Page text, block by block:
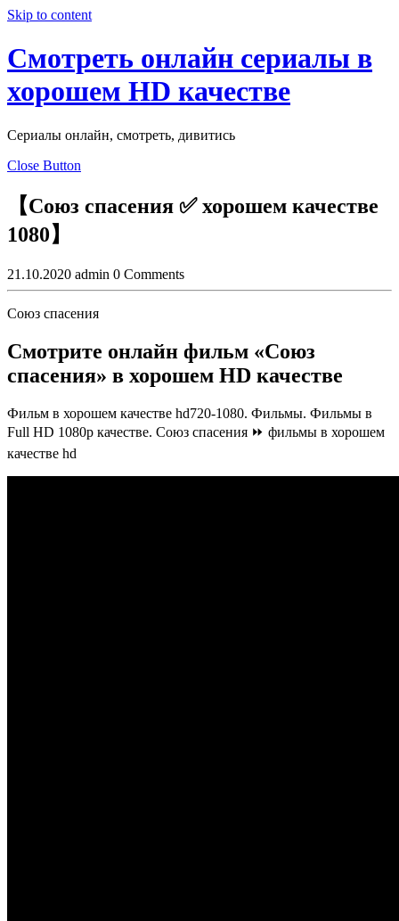
Skip to content
Смотреть онлайн сериалы в
хорошем HD качестве
Сериалы онлайн, смотреть, дивитись
Close Button
【Союз спасения ✅ хорошем качестве
1080】
21.10.2020 admin 0 Comments
Союз спасения
Смотрите онлайн фильм «Союз
спасения» в хорошем HD качестве
Фильм в хорошем качестве hd720-1080. Фильмы. Фильмы в
Full HD 1080p качестве. Союз спасения ⏩ фильмы в хорошем
качестве hd